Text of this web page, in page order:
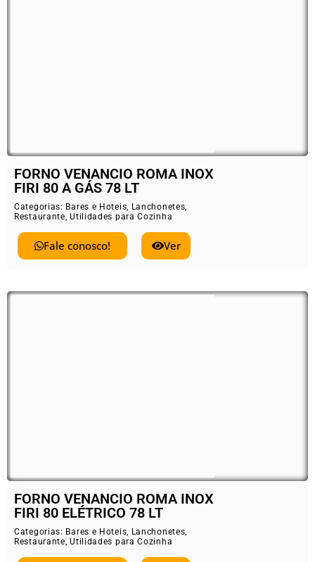
FORNO VENANCIO ROMA INOX
FIRI 80 A GÁS 78 LT
Categorias: Bares e Hoteis, Lanchonetes,
Restaurante,Utilidades para Cozinha
Fale conosco! Ver
FORNO VENANCIO ROMA INOX
FIRI 80 ELÉTRICO 78 LT
Categorias: Bares e Hoteis, Lanchonetes,
Restaurante,Utilidades para Cozinha